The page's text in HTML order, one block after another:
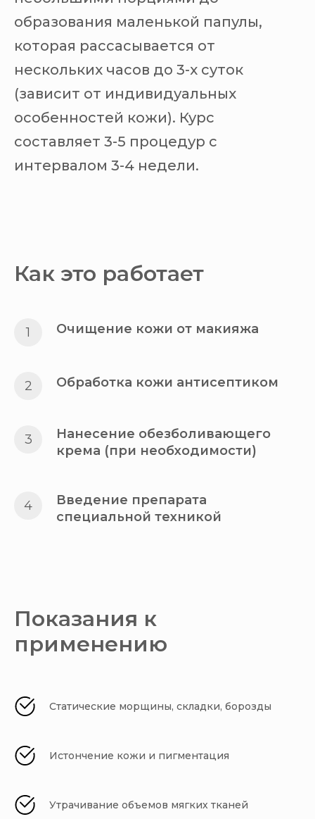
образования маленькой папулы,
которая рассасывается от
нескольких часов до 3-х суток
(зависит от индивидуальных
особенностей кожи). Курс
составляет 3-5 процедур с
интервалом 3-4 недели.
Как это работает
Очищение кожи от макияжа
Обработка кожи антисептиком
Нанесение обезболивающего
крема (при необходимости)
Введение препарата
специальной техникой
Показания к
применению
Статические морщины, складки, борозды
Истончение кожи и пигментация
Утрачивание объемов мягких тканей